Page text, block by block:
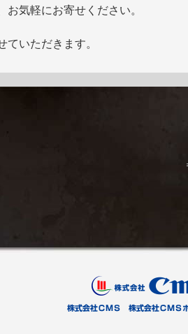
お気軽にお寄せください。
ていただきます。